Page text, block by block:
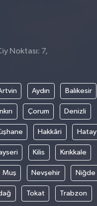
Noktası: 7,
Aydın Balıkesir
Çorum Denizli
Hakkâri Hatay
Kilis Kırıkkale
Muş Nevşehir Niğde
Tokat Trabzon